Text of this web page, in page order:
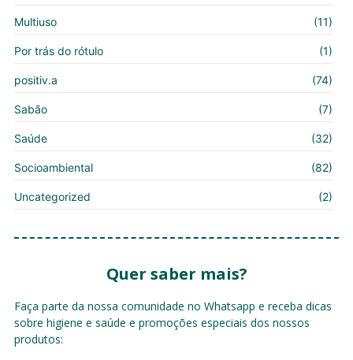
Multiuso (11)
Por trás do rótulo (1)
positiv.a (74)
Sabão (7)
Saúde (32)
Socioambiental (82)
Uncategorized (2)
Quer saber mais?
Faça parte da nossa comunidade no Whatsapp e receba dicas
sobre higiene e saúde e promoções especiais dos nossos
produtos: